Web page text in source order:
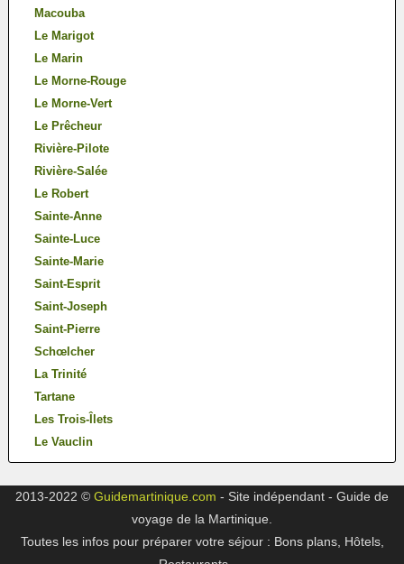
Macouba
Le Marigot
Le Marin
Le Morne-Rouge
Le Morne-Vert
Le Prêcheur
Rivière-Pilote
Rivière-Salée
Le Robert
Sainte-Anne
Sainte-Luce
Sainte-Marie
Saint-Esprit
Saint-Joseph
Saint-Pierre
Schœlcher
La Trinité
Tartane
Les Trois-Îlets
Le Vauclin
2013-2022 © Guidemartinique.com - Site indépendant - Guide de
voyage de la Martinique.
Toutes les infos pour préparer votre séjour : Bons plans, Hôtels,